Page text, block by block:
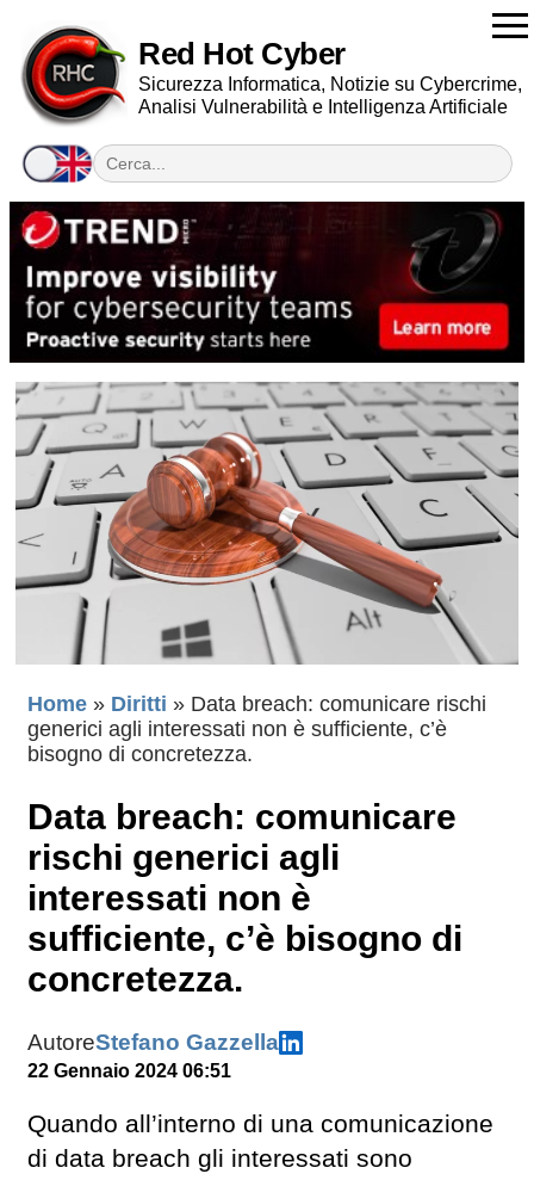
Red Hot Cyber
Sicurezza Informatica, Notizie su Cybercrime,
Analisi Vulnerabilità e Intelligenza Artificiale
Home » Diritti » Data breach: comunicare rischi
generici agli interessati non è sufficiente, c’è
bisogno di concretezza.
Data breach: comunicare
rischi generici agli
interessati non è
sufficiente, c’è bisogno di
concretezza.
AutoreStefano Gazzella
22 Gennaio 2024 06:51
Quando all’interno di una comunicazione
di data breach gli interessati sono